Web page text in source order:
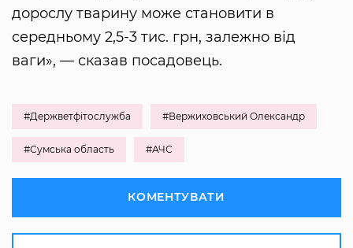
дорослу тварину може становити в
середньому 2,5-3 тис. грн, залежно від
ваги», — сказав посадовець.
#Держветфітослужба #Вержиховський Олександр
#Сумська область #АЧС
КОМЕНТУВАТИ